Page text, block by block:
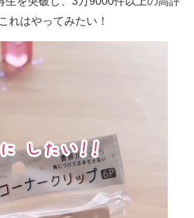
の未来
べる
ト
ティ
かる
れはやってみたい！